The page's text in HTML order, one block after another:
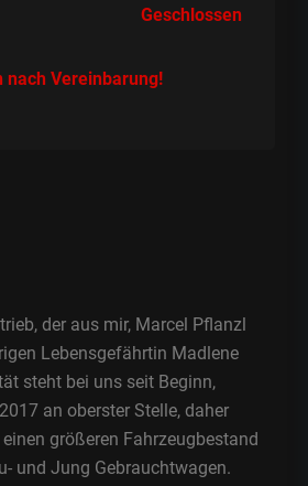
Geschlossen
nach Vereinbarung!
der aus mir, Marcel Pflanzl
Lebensgefährtin Madlene
steht bei uns seit Beginn,
an oberster Stelle, daher
größeren Fahrzeugbestand
und Jung Gebrauchtwagen.